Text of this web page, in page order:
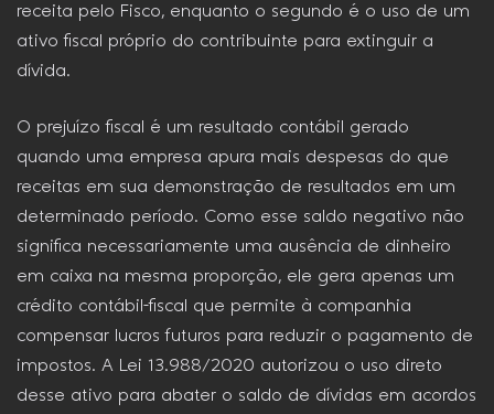
receita pelo Fisco, enquanto o segundo é o uso de um
ativo fiscal próprio do contribuinte para extinguir a
dívida.
O prejuízo fiscal é um resultado contábil gerado
quando uma empresa apura mais despesas do que
receitas em sua demonstração de resultados em um
determinado período. Como esse saldo negativo não
significa necessariamente uma ausência de dinheiro
em caixa na mesma proporção, ele gera apenas um
crédito contábil-fiscal que permite à companhia
compensar lucros futuros para reduzir o pagamento de
impostos. A Lei 13.988/2020 autorizou o uso direto
desse ativo para abater o saldo de dívidas em acordos